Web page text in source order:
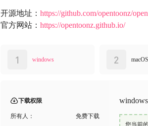
开源地址： https://github.com/opentoonz/
官方网站： https://opentoonz.github.io/
windows
1 macOS
2
下载权限
所有人： 免费下载
windows